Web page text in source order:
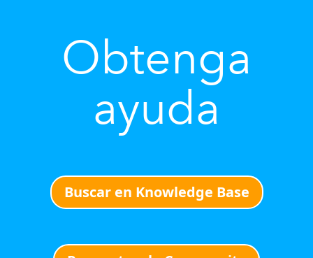
Obtenga
ayuda
Buscar en Knowledge Base